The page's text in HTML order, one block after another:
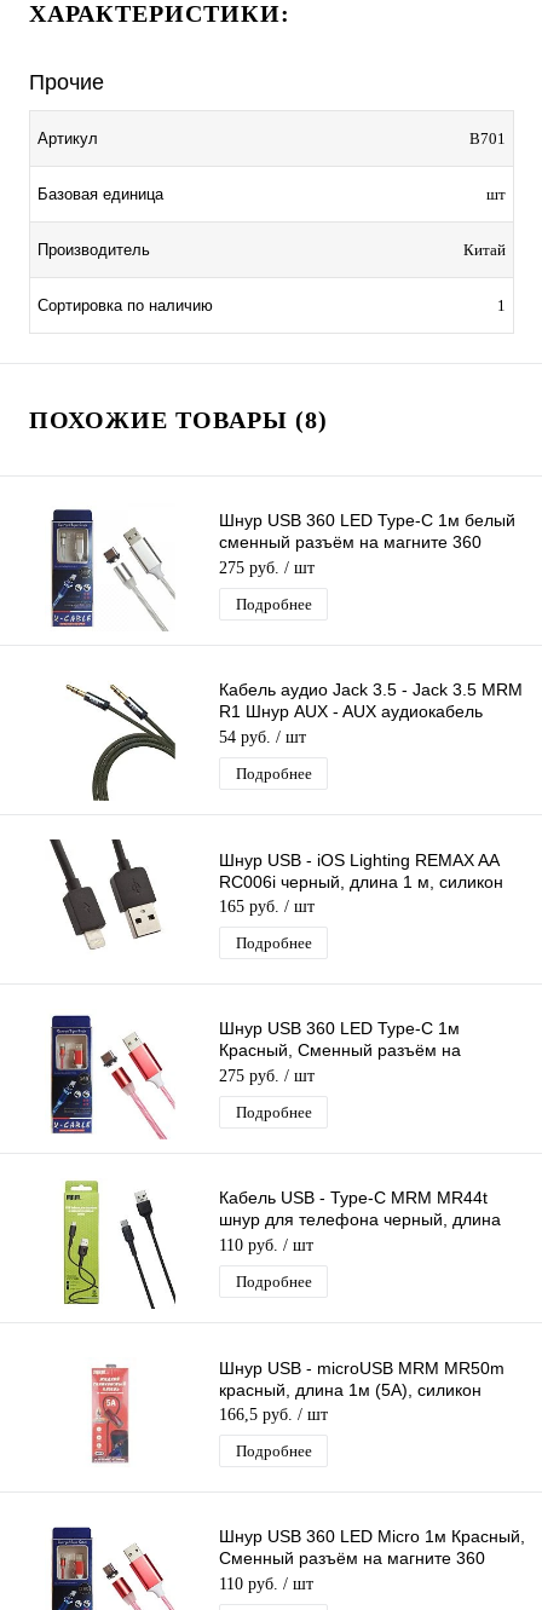
ХАРАКТЕРИСТИКИ:
Прочие
Артикул B701
Базовая единица шт
Производитель Китай
Сортировка по наличию 1
ПОХОЖИЕ ТОВАРЫ (8)
Шнур USB 360 LED Type-C 1м белый
сменный разъём на магните 360
градусов светящийся Бегущие Огни
275 руб. / шт
Подробнее
Кабель аудио Jack 3.5 - Jack 3.5 MRM
R1 Шнур AUX - AUX аудиокабель
серый, резиновый, длина 1 м
54 руб. / шт
Подробнее
Шнур USB - iOS Lighting REMAX AA
RC006i черный, длина 1 м, силикон
165 руб. / шт
Подробнее
Шнур USB 360 LED Type-C 1м
Красный, Сменный разъём на
магните 360 градусов светящийся -
Бегущие Огни
275 руб. / шт
Подробнее
Кабель USB - Type-C MRM MR44t
шнур для телефона черный, длина
1м
110 руб. / шт
Подробнее
Шнур USB - microUSB MRM MR50m
красный, длина 1м (5А), силикон
166,5 руб. / шт
Подробнее
Шнур USB 360 LED Micro 1м Красный,
Сменный разъём на магните 360
градусов светящийся - Бегущие Огни
110 руб. / шт